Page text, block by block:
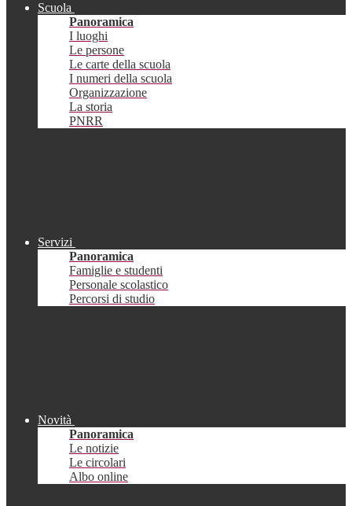
Scuola
Panoramica
I luoghi
Le persone
Le carte della scuola
I numeri della scuola
Organizzazione
La storia
PNRR
Servizi
Panoramica
Famiglie e studenti
Personale scolastico
Percorsi di studio
Novità
Panoramica
Le notizie
Le circolari
Albo online